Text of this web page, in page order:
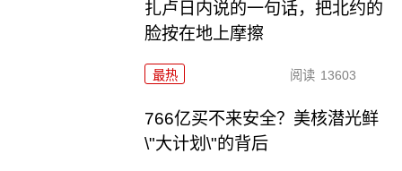
扎卢日内说的一句话，把北约的
脸按在地上摩擦
最热 阅读 13603
766亿买不来安全？美核潜光鲜
\"大计划\"的背后